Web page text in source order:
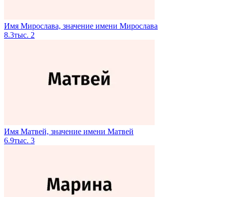
Имя Мирослава, значение имени Мирослава
8.3тыс. 2
Имя Матвей, значение имени Матвей
6.9тыс. 3